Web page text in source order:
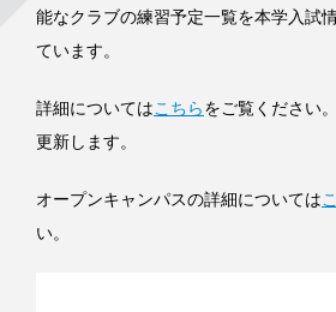
能なクラブの練習予定一覧を本学入試
ています。
詳細についてはこちらをご覧ください
更新します。
オープンキャンパスの詳細については
い。